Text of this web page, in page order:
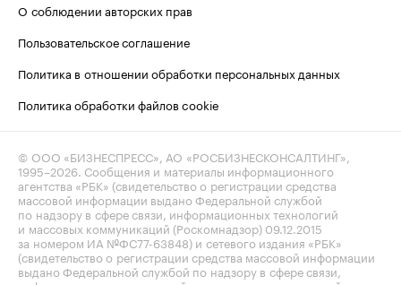
О соблюдении авторских прав
Пользовательское соглашение
Политика в отношении обработки персональных данных
Политика обработки файлов cookie
© ООО «БИЗНЕСПРЕСС», АО «РОСБИЗНЕСКОНСАЛТИНГ»,
1995–2026. Сообщения и материалы информационного
агентства «РБК» (свидетельство о регистрации средства
массовой информации выдано Федеральной службой
по надзору в сфере связи, информационных технологий
и массовых коммуникаций (Роскомнадзор) 09.12.2015
за номером ИА №ФС77-63848) и сетевого издания «РБК»
(свидетельство о регистрации средства массовой информации
выдано Федеральной службой по надзору в сфере связи,